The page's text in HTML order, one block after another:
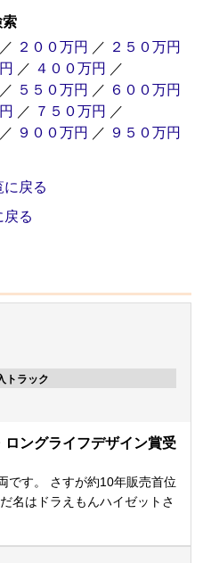
索
／ ２００万円 ／ ２５０万円
／ ４００万円 ／
／ ５５０万円 ／ ６００万円
／ ７５０万円 ／
／ ９００万円 ／ ９５０万円
に戻る
戻る
トラック
ングライフデザイン賞受
です。 さすが約10年販売首位
名はドラえもんハイゼットさ